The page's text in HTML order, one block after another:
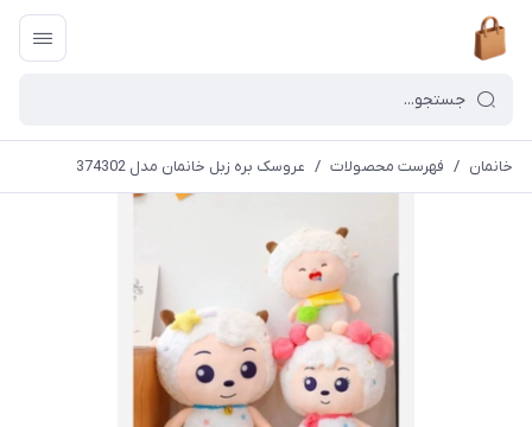
خانمان / فهرست محصولات / عروسک بره زبل خانمان مدل 374302